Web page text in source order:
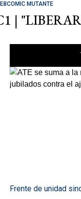
MUTANTE
|
Frente de unidad